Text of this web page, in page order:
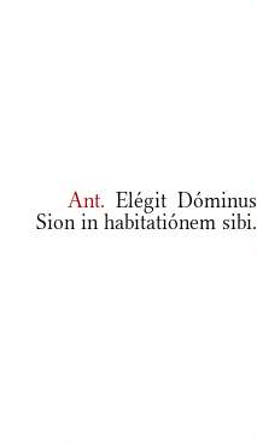
Ant.Elégit Dóminus
Sion in habitatiónem sibi.